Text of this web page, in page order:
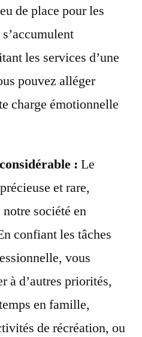
de place pour les
les services d’une
pouvez alléger
charge émotionnelle
: Le
et rare,
société en
confiant les tâches
vous
à d’autres priorités,
en famille,
de récréation, ou